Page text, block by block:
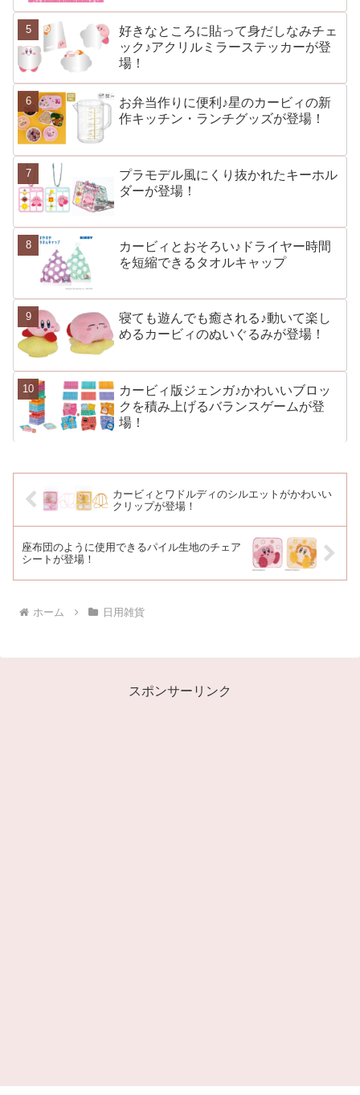
好きなところに貼って身だしなみチェ
ック♪アクリルミラーステッカーが登
場！
お弁当作りに便利♪星のカービィの新
作キッチン・ランチグッズが登場！
プラモデル風にくり抜かれたキーホル
ダーが登場！
カービィとおそろい♪ドライヤー時間
を短縮できるタオルキャップ
寝ても遊んでも癒される♪動いて楽し
めるカービィのぬいぐるみが登場！
カービィ版ジェンガ♪かわいいブロッ
クを積み上げるバランスゲームが登
場！
カービィとワドルディのシルエットがかわいい
クリップが登場！
座布団のように使用できるパイル生地のチェア
シートが登場！
ホーム 日用雑貨
スポンサーリンク